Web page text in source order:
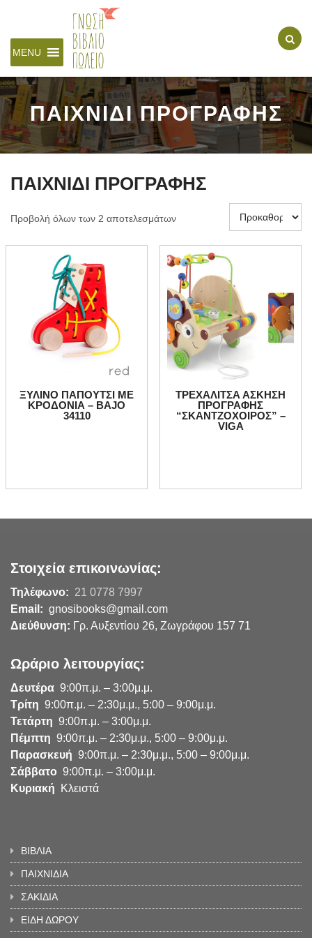
MENU
ΠΑΙΧΝΙΔΙ ΠΡΟΓΡΑΦΗΣ
ΠΑΙΧΝΙΔΙ ΠΡΟΓΡΑΦΗΣ
Προβολή όλων των 2 αποτελεσμάτων
ΞΥΛΙΝΟ ΠΑΠΟΥΤΣΙ ΜΕ
ΚΡΟΔΟΝΙΑ – BAJO
34110
ΤΡΕΧΑΛΙΤΣΑ ΑΣΚΗΣΗ
ΠΡΟΓΡΑΦΗΣ
“ΣΚΑΝΤΖΟΧΟΙΡΟΣ” –
VIGA
Στοιχεία επικοινωνίας:
Τηλέφωνο: 21 0778 7997
Email: gnosibooks@gmail.com
Διεύθυνση: Γρ. Αυξεντίου 26, Ζωγράφου 157 71
Ωράριο λειτουργίας:
Δευτέρα 9:00π.μ. – 3:00μ.μ.
Τρίτη 9:00π.μ. – 2:30μ.μ., 5:00 – 9:00μ.μ.
Τετάρτη 9:00π.μ. – 3:00μ.μ.
Πέμπτη 9:00π.μ. – 2:30μ.μ., 5:00 – 9:00μ.μ.
Παρασκευή 9:00π.μ. – 2:30μ.μ., 5:00 – 9:00μ.μ.
Σάββατο 9:00π.μ. – 3:00μ.μ.
Κυριακή Κλειστά
ΒΙΒΛΙΑ
ΠΑΙΧΝΙΔΙΑ
ΣΑΚΙΔΙΑ
ΕΙΔΗ ΔΩΡΟΥ